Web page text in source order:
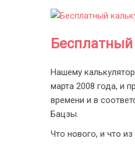
Нашему
марта 2008 года, и
времени и в
Бацзы.
Что нового, и что